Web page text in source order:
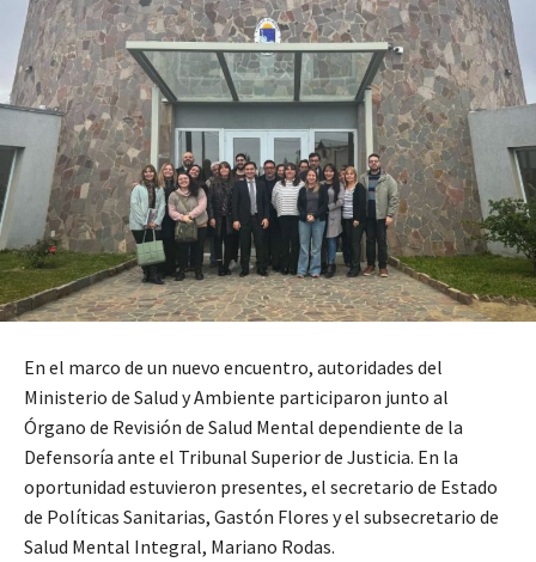
En el marco de un nuevo encuentro, autoridades del
Ministerio de Salud y Ambiente participaron junto al
Órgano de Revisión de Salud Mental dependiente de la
Defensoría ante el Tribunal Superior de Justicia. En la
oportunidad estuvieron presentes, el secretario de Estado
de Políticas Sanitarias, Gastón Flores y el subsecretario de
Salud Mental Integral, Mariano Rodas.